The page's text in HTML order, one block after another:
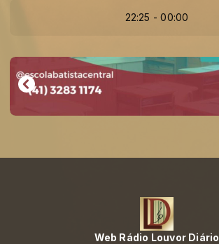
22:25 - 00:00
Web Rádio Louvor Diário